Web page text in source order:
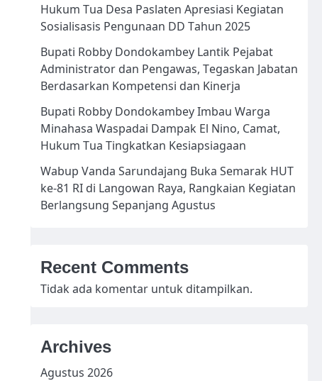
Hukum Tua Desa Paslaten Apresiasi Kegiatan
Sosialisasis Pengunaan DD Tahun 2025
Bupati Robby Dondokambey Lantik Pejabat
Administrator dan Pengawas, Tegaskan Jabatan
Berdasarkan Kompetensi dan Kinerja
Bupati Robby Dondokambey Imbau Warga
Minahasa Waspadai Dampak El Nino, Camat,
Hukum Tua Tingkatkan Kesiapsiagaan
Wabup Vanda Sarundajang Buka Semarak HUT
ke-81 RI di Langowan Raya, Rangkaian Kegiatan
Berlangsung Sepanjang Agustus
Recent Comments
Tidak ada komentar untuk ditampilkan.
Archives
Agustus 2026